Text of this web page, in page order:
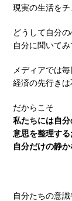
現実の生活を
どうして自分
自分に聞いてみ
メディアでは
経済の先行きは
だからこそ
私たちには自
意思を整理する
自分だけの静
自分たちの意